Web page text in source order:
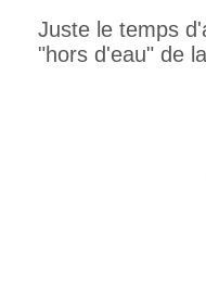
Juste le temps
"hors d'eau" de